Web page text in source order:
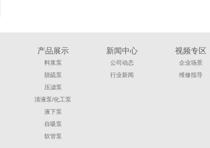
产品展示
料浆泵
脱硫泵
压滤泵
清液泵/化工泵
液下泵
自吸泵
软管泵
新闻中心
公司动态
行业新闻
视频专区
企业场景
维修指导